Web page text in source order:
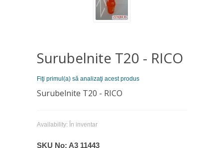
Surubelnite Т20 - RICO
Fiţi primul(a) să analizaţi acest produs
Surubelnite Т20 - RICO
Availability: În inventar
SKU No: A3 11443